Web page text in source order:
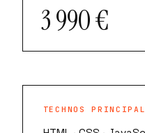
3 990 €
TECHNOS